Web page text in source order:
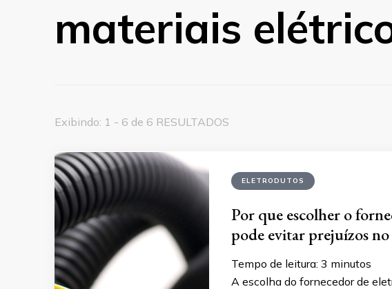
materiais
Exibindo: 1 - 6 de 6 RESULTADOS
ELETRODUTOS
Por que escolher o
pode evitar prejuízos
Tempo de leitura: 3 minutos
A escolha do fornecedor de